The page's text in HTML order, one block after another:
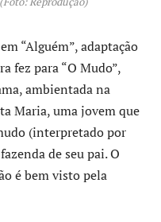
“Alguém”, adaptação
fez para “O Mudo”,
ambientada na
Maria, uma jovem que
(interpretado por
de seu pai. O
é bem visto pela